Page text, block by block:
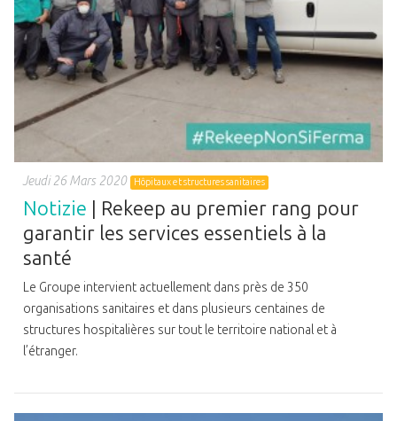
Jeudi 26 Mars 2020 Hôpitaux et structures sanitaires
Notizie | Rekeep au premier rang pour
garantir les services essentiels à la
santé
Le Groupe intervient actuellement dans près de 350
organisations sanitaires et dans plusieurs centaines de
structures hospitalières sur tout le territoire national et à
l’étranger.